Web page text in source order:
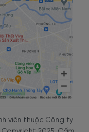
viên thuộc Công ty